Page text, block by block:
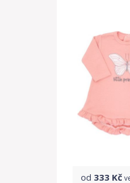
od 333 Kč